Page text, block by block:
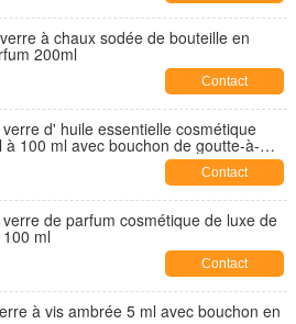
à chaux sodée de bouteille en
200ml
Contact
d' huile essentielle cosmétique
à 100 ml avec bouchon de goutte-à-
Contact
de parfum cosmétique de luxe de
ml
Contact
à vis ambrée 5 ml avec bouchon en